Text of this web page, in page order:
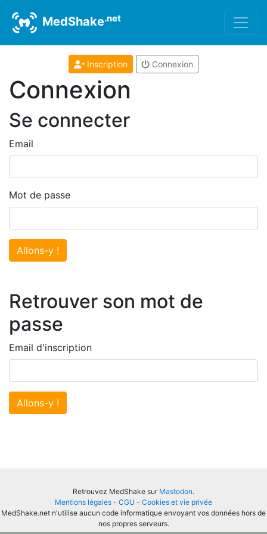
MedShake.net
Inscription Connexion
Connexion
Se connecter
Email
Mot de passe
Allons-y !
Retrouver son mot de
passe
Email d'inscription
Allons-y !
Retrouvez MedShake sur Mastodon.
Mentions légales - CGU - Cookies et vie privée
MedShake.net n'utilise aucun code informatique envoyant vos données hors de
nos propres serveurs.